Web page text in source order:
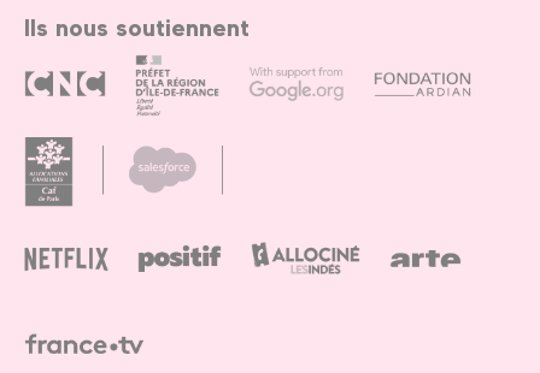
Ils nous soutiennent